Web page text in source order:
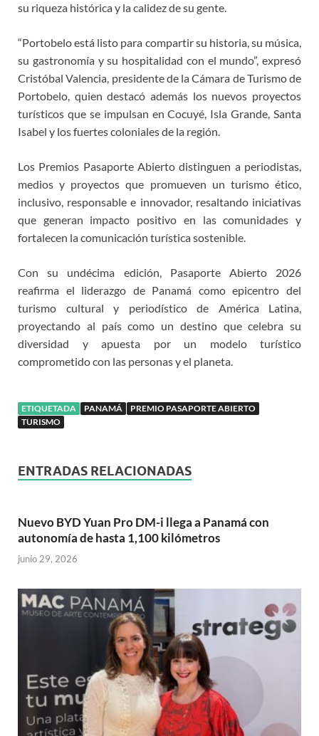
su riqueza histórica y la calidez de su gente.
“Portobelo está listo para compartir su historia, su música,
su gastronomía y su hospitalidad con el mundo”, expresó
Cristóbal Valencia, presidente de la Cámara de Turismo de
Portobelo, quien destacó además los nuevos proyectos
turísticos que se impulsan en Cocuyé, Isla Grande, Santa
Isabel y los fuertes coloniales de la región.
Los Premios Pasaporte Abierto distinguen a periodistas,
medios y proyectos que promueven un turismo ético,
inclusivo, responsable e innovador, resaltando iniciativas
que generan impacto positivo en las comunidades y
fortalecen la comunicación turística sostenible.
Con su undécima edición, Pasaporte Abierto 2026
reafirma el liderazgo de Panamá como epicentro del
turismo cultural y periodístico de América Latina,
proyectando al país como un destino que celebra su
diversidad y apuesta por un modelo turístico
comprometido con las personas y el planeta.
ETIQUETADA PANAMÁ
PREMIO PASAPORTE ABIERTO
TURISMO
ENTRADAS RELACIONADAS
Nuevo BYD Yuan Pro DM-i llega a Panamá con
autonomía de hasta 1,100 kilómetros
junio 29, 2026